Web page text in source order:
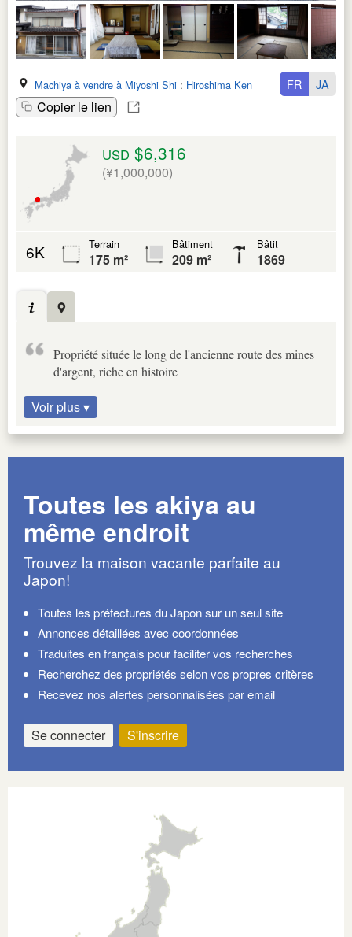
Machiya à vendre à Miyoshi Shi : Hiroshima Ken
Copier le lien
FR JA
USD $6,316
(¥1,000,000)
6K Terrain
175 m²
Bâtiment
209 m²
Bâtit
1869
Propriété située le long de l'ancienne route des mines
d'argent, riche en histoire
Voir plus ▾
Toutes les akiya au
même endroit
Trouvez la maison vacante parfaite au
Japon!
Toutes les préfectures du Japon sur un seul site
Annonces détaillées avec coordonnées
Traduites en français pour faciliter vos recherches
Recherchez des propriétés selon vos propres critères
Recevez nos alertes personnalisées par email
Se connecter S'inscrire